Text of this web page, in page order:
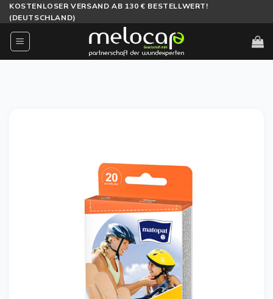
Zum
Inhalt
springen
KOSTENLOSER VERSAND AB 130 € BESTELLWERT!
(DEUTSCHLAND)